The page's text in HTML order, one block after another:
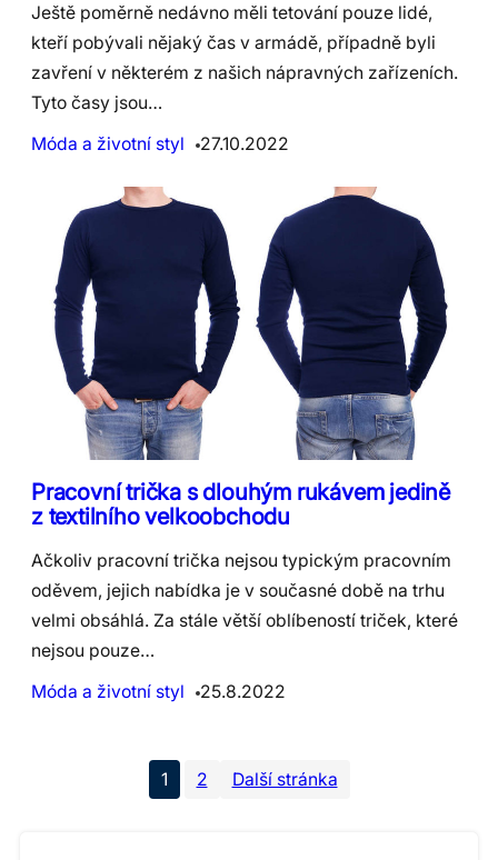
Ještě poměrně nedávno měli tetování pouze lidé,
kteří pobývali nějaký čas v armádě, případně byli
zavření v některém z našich nápravných zařízeních.
Tyto časy jsou…
Móda a životní styl
27.10.2022
Pracovní trička s dlouhým rukávem jedině
z textilního velkoobchodu
Ačkoliv pracovní trička nejsou typickým pracovním
oděvem, jejich nabídka je v současné době na trhu
velmi obsáhlá. Za stále větší oblíbeností triček, které
nejsou pouze…
Móda a životní styl
25.8.2022
1 2 Další stránka